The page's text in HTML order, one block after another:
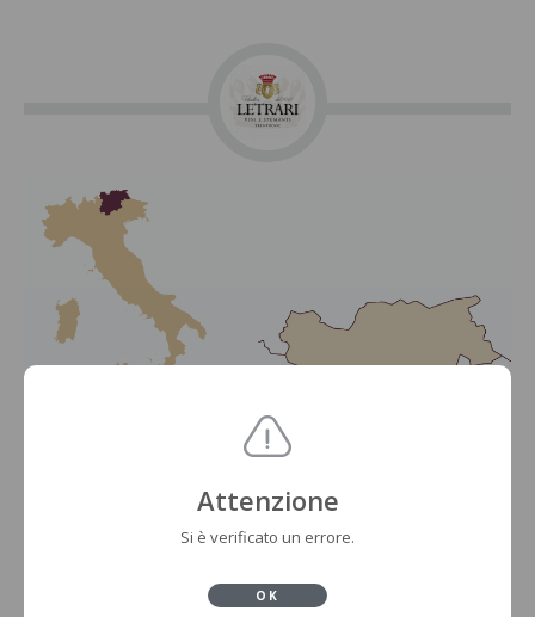
Attenzione
Si è verificato un errore.
OK